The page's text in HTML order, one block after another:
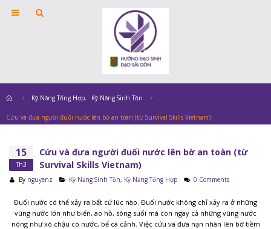
HomeKỹ Năng Tổng Hợp, Kỹ Năng Sinh Tồn
Cứu và đưa người đuối nước lên bờ an toàn (từ Survival Skills Vietnam)
15
Th3
Cứu và đưa người đuối nước lên bờ an toàn (từ
Survival Skills Vietnam)
By nguyenz Kỹ Năng Sinh Tồn, Kỹ Năng Tổng Hợp 0 Comments
Đuối nước có thể xảy ra bất cứ lúc nào. Đuối nước không chỉ xảy ra ở những
vùng nước lớn như biển, ao hồ, sông suối mà còn ngay cả những vùng nước
nông như xô chậu có nước, bể cá cảnh. Việc cứu và đưa nạn nhân lên bờ tiềm